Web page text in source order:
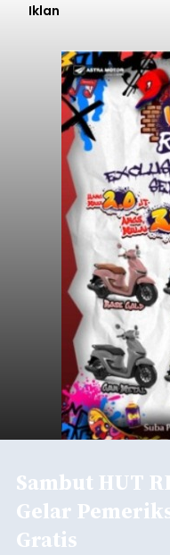
Iklan
Sambut HUT
Gelar
Gratis